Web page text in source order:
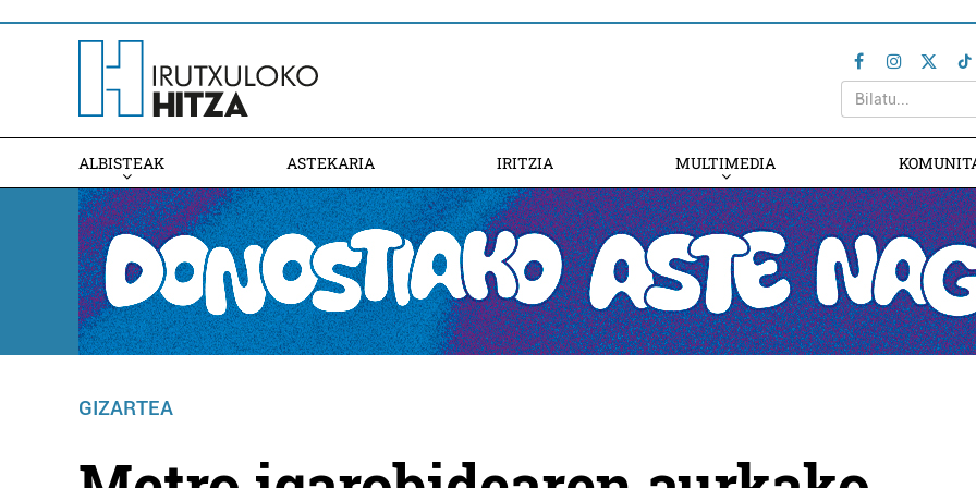
ALBISTEAK ASTEKARIA IRITZIA MULTIMEDIA
GIZARTEA